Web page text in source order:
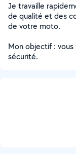
Je travaille
de qualité et des
de votre moto.
Mon objectif :
sécurité.